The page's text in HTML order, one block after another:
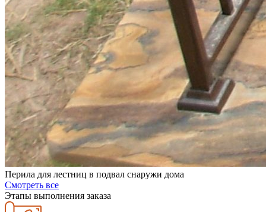
Перила для лестниц в подвал снаружи дома
Смотреть все
Этапы выполнения заказа